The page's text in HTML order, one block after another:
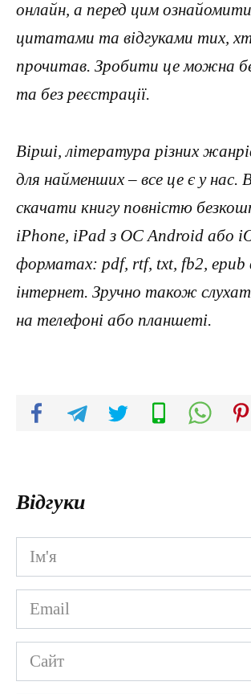
онлайн, а перед цим
цитатами та відгуками тих,
прочитав. Зробити це можна
та без реєстрації.
Вірші, література різних
для найменших – все це є у
скачати книгу повністю
iPhone, iPad з ОС Android або
форматах: pdf, rtf, txt, fb2, epub
інтернет. Зручно також
на телефоні або планшеті.
Відгуки
Ім'я
*
Email
*
Сайт